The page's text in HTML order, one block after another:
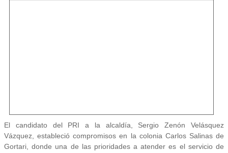
El candidato del PRI a la alcaldía, Sergio Zenón Velásquez
Vázquez, estableció compromisos en la colonia Carlos Salinas de
Gortari, donde una de las prioridades a atender es el servicio de